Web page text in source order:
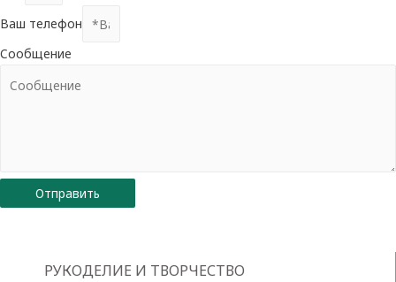
Ваш телефон
Сообщение
Отправить
РУКОДЕЛИЕ И ТВОРЧЕСТВО